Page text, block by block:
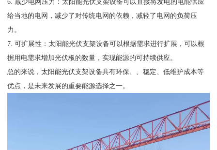
给当地的电网，减少了对传统电网的依赖，减轻了电网的负荷压
力。
7. 可扩展性：太阳能光伏支架设备可以根据需求进行扩展，可以根
据用电需求增加光伏板的数量，实现能源的可持续供应。
总的来说，太阳能光伏支架设备具有环保、、稳定、低维护成本等
优点，是未来发展的重要能源选择之一。